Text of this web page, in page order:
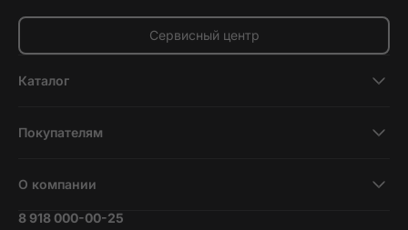
Сервисный центр
Каталог
Планшеты
Покупателям
Трейд-ин
О компании
Вакансии
8 918 000-00-25